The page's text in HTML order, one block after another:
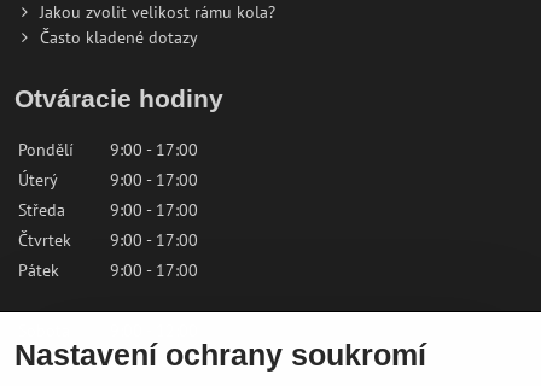
Jakou zvolit velikost rámu kola?
Často kladené dotazy
Otváracie hodiny
Pondělí
9:00 - 17:00
Úterý
9:00 - 17:00
Středa
9:00 - 17:00
Čtvrtek
9:00 - 17:00
Pátek
9:00 - 17:00
Neděle
Zavřeno
Nastavení ochrany soukromí